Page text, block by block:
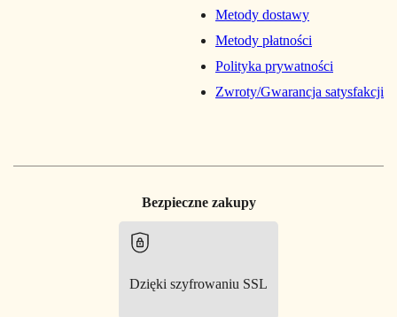
Metody dostawy
Metody płatności
Polityka prywatności
Zwroty/Gwarancja satysfakcji
Bezpieczne zakupy
Dzięki szyfrowaniu SSL